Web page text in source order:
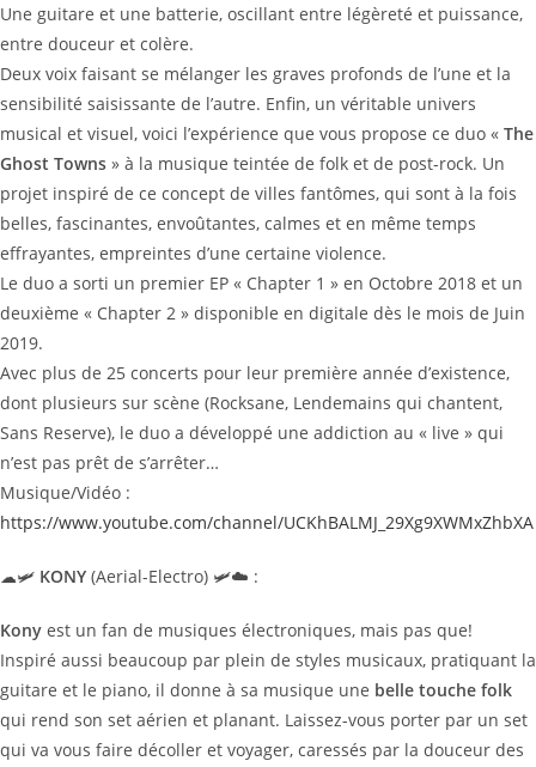
Une guitare et une batterie, oscillant entre légèreté et puissance,
entre douceur et colère.
Deux voix faisant se mélanger les graves profonds de l’une et la
sensibilité saisissante de l’autre. Enfin, un véritable univers
musical et visuel, voici l’expérience que vous propose ce duo « The
Ghost Towns » à la musique teintée de folk et de post-rock. Un
projet inspiré de ce concept de villes fantômes, qui sont à la fois
belles, fascinantes, envoûtantes, calmes et en même temps
effrayantes, empreintes d’une certaine violence.
Le duo a sorti un premier EP « Chapter 1 » en Octobre 2018 et un
deuxième « Chapter 2 » disponible en digitale dès le mois de Juin
2019.
Avec plus de 25 concerts pour leur première année d’existence,
dont plusieurs sur scène (Rocksane, Lendemains qui chantent,
Sans Reserve), le duo a développé une addiction au « live » qui
n’est pas prêt de s’arrêter…
Musique/Vidéo :
https://www.youtube.com/channel/UCKhBALMJ_29Xg9XWMxZhbXA
☁🛩 KONY (Aerial-Electro) 🛩☁ :
Kony est un fan de musiques électroniques, mais pas que!
Inspiré aussi beaucoup par plein de styles musicaux, pratiquant la
guitare et le piano, il donne à sa musique une belle touche folk
qui rend son set aérien et planant. Laissez-vous porter par un set
qui va vous faire décoller et voyager, caressés par la douceur des